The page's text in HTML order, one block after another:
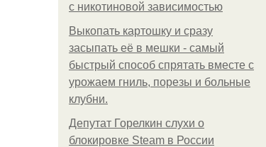
с никотиновой зависимостью
Выкопать картошку и сразу
засыпать её в мешки - самый
быстрый способ спрятать вместе с
урожаем гниль, порезы и больные
клубни.
Депутат Горелкин слухи о
блокировке Steam в России